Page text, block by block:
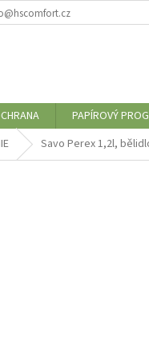
PAPÍROVÝ
Savo Perex 1,2l,